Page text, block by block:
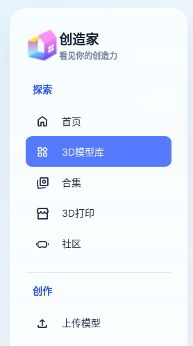
创造家
看见你的创造力
探索
首页
3D模型库
合集
3D打印
社区
创作
上传模型